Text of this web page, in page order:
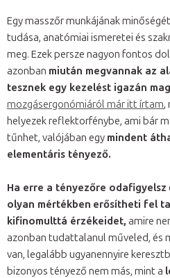
Egy masszőr munkájának
tudása, anatómiai ismeretei és
meg. Ezek persze nagyon fontos
azonban miután megvannak az
tesznek egy kezelést igazán
mozgásergonómiáról már itt írtam,
helyezek reflektorfénybe, ami bár
tűnhet, valójában egy mindent
elementáris tényező.
Ha erre a tényezőre odafigyelsz
olyan mértékben erősítheti fel
kifinomulttá érzékeidet, amire
azonban tudattalanul műveled, és
van, legalább ugyanennyire
bizonyos tényező nem más, mint a